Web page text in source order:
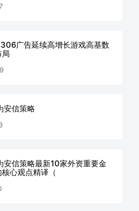
广告延续高增长游戏高基数
安信策略
安信策略最新10家外资重要金
心观点精译（